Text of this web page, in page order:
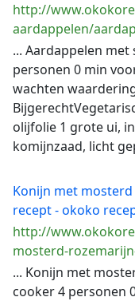
http://
aardappelen/
... Aardappelen
personen 0 min
wachten
olijfolie 1 grote ui,
komijnzaad, licht
Konijn met
recept - okoko
http://
mosterd-
... Konijn met
cooker 4 personen